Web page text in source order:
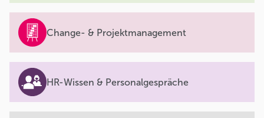
Change- & Projektmanagement
HR-Wissen & Personalgespräche